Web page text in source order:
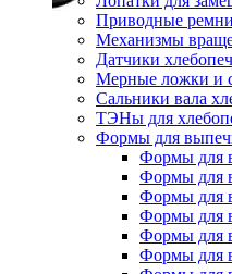
Приводные
Механизмы
Датчики
Мерные ложки и
Сальники вала
ТЭНы для
Формы для
Формы для
Формы для
Формы для
Формы для
Формы для
Формы для